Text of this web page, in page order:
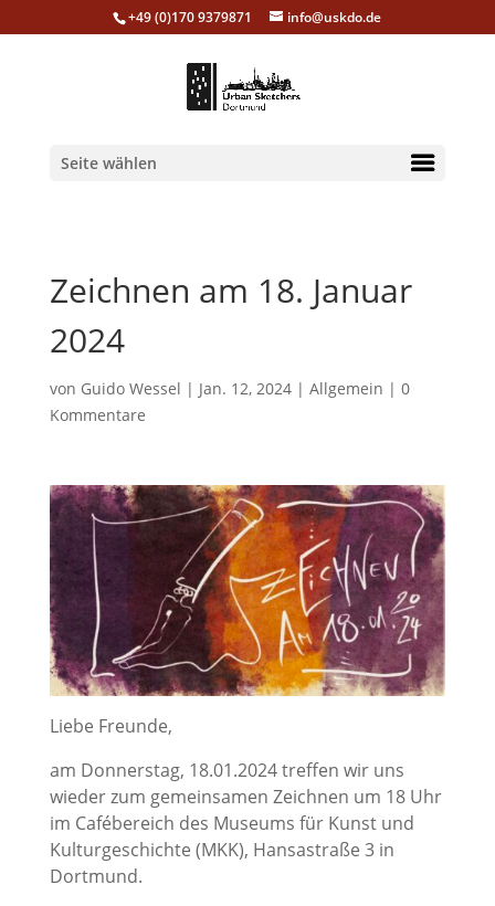
+49 (0)170 9379871 info@uskdo.de
Seite wählen
Zeichnen am 18. Januar
2024
von Guido Wessel | Jan. 12, 2024| Allgemein | 0
Kommentare
Liebe Freunde,
am Donnerstag, 18.01.2024 treffen wir uns
wieder zum gemeinsamen Zeichnen um 18 Uhr
im Cafébereich des Museums für Kunst und
Kulturgeschichte (MKK), Hansastraße 3 in
Dortmund.